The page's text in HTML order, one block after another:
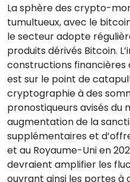
La sphère des crypto-
tumultueux, avec le
le secteur adopte
produits dérivés Bitcoin.
constructions
est sur le point de
cryptographie à des
pronostiqueurs avisés du
augmentation de la
supplémentaires et
et au Royaume-Uni en
devraient amplifier les
ouvrant ainsi les portes à